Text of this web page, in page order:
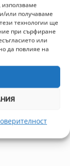
или получаваме
технологии ще
при сърфиране
или
да повлияе на